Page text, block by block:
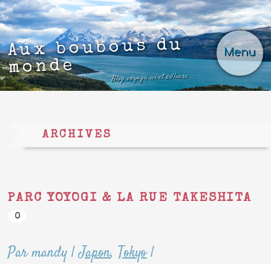
Menu
Aux boubous du
monde
Blog voyage, ici et ailleurs
ARCHIVES
PARC YOYOGI & LA RUE TAKESHITA
0
Par mandy |Japon,Tokyo|